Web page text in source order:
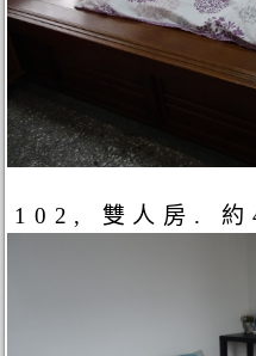
102, 雙人房. 約